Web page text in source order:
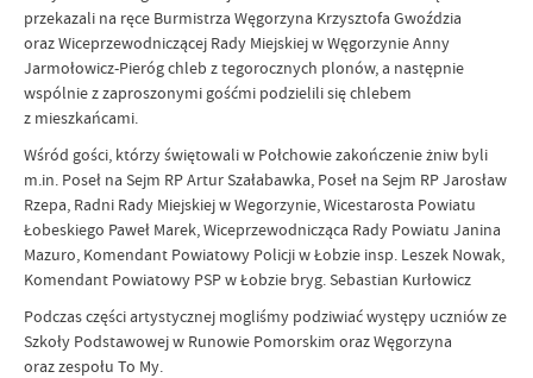
przekazali na ręce Burmistrza Węgorzyna Krzysztofa Gwoździa
oraz Wiceprzewodniczącej Rady Miejskiej w Węgorzynie Anny
Jarmołowicz-Pieróg chleb z tegorocznych plonów, a następnie
wspólnie z zaproszonymi gośćmi podzielili się chlebem
z mieszkańcami.
Wśród gości, którzy świętowali w Połchowie zakończenie żniw byli
m.in. Poseł na Sejm RP Artur Szałabawka, Poseł na Sejm RP Jarosław
Rzepa, Radni Rady Miejskiej w Wegorzynie, Wicestarosta Powiatu
Łobeskiego Paweł Marek, Wiceprzewodnicząca Rady Powiatu Janina
Mazuro, Komendant Powiatowy Policji w Łobzie insp. Leszek Nowak,
Komendant Powiatowy PSP w Łobzie bryg. Sebastian Kurłowicz
Podczas części artystycznej mogliśmy podziwiać występy uczniów ze
Szkoły Podstawowej w Runowie Pomorskim oraz Węgorzyna
oraz zespołu To My.